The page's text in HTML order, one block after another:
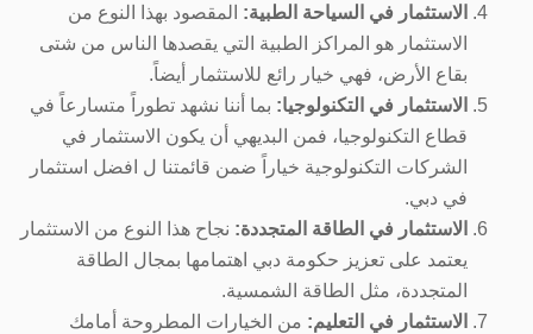
الاستثمار في السياحة الطبية: المقصود بهذا النوع من
الاستثمار هو المراكز الطبية التي يقصدها الناس من شتى
بقاع الأرض، فهي خيار رائع للاستثمار أيضاً.
الاستثمار في التكنولوجيا: بما أننا نشهد تطوراً متسارعاً في
قطاع التكنولوجيا، فمن البديهي أن يكون الاستثمار في
الشركات التكنولوجية خياراً ضمن قائمتنا ل افضل استثمار
في دبي.
الاستثمار في الطاقة المتجددة: نجاح هذا النوع من الاستثمار
يعتمد على تعزيز حكومة دبي اهتمامها بمجال الطاقة
المتجددة، مثل الطاقة الشمسية.
الاستثمار في التعليم: من الخيارات المطروحة أمامك